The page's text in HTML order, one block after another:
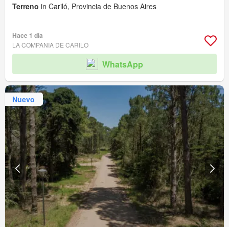
Terreno in Cariló, Provincia de Buenos Aires
Hace 1 día
LA COMPANIA DE CARILO
WhatsApp
Nuevo